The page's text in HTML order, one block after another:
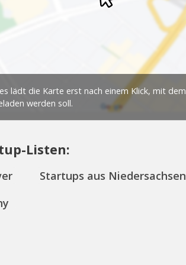
Listen:
Startups aus Niedersachsen